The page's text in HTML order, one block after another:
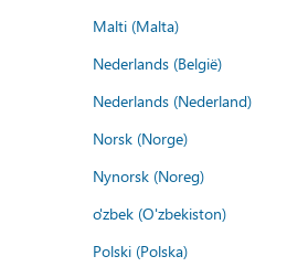
Malti (Malta)
Nederlands (België)
Nederlands (Nederland)
Norsk (Norge)
Nynorsk (Noreg)
o'zbek (O'zbekiston)
Polski (Polska)